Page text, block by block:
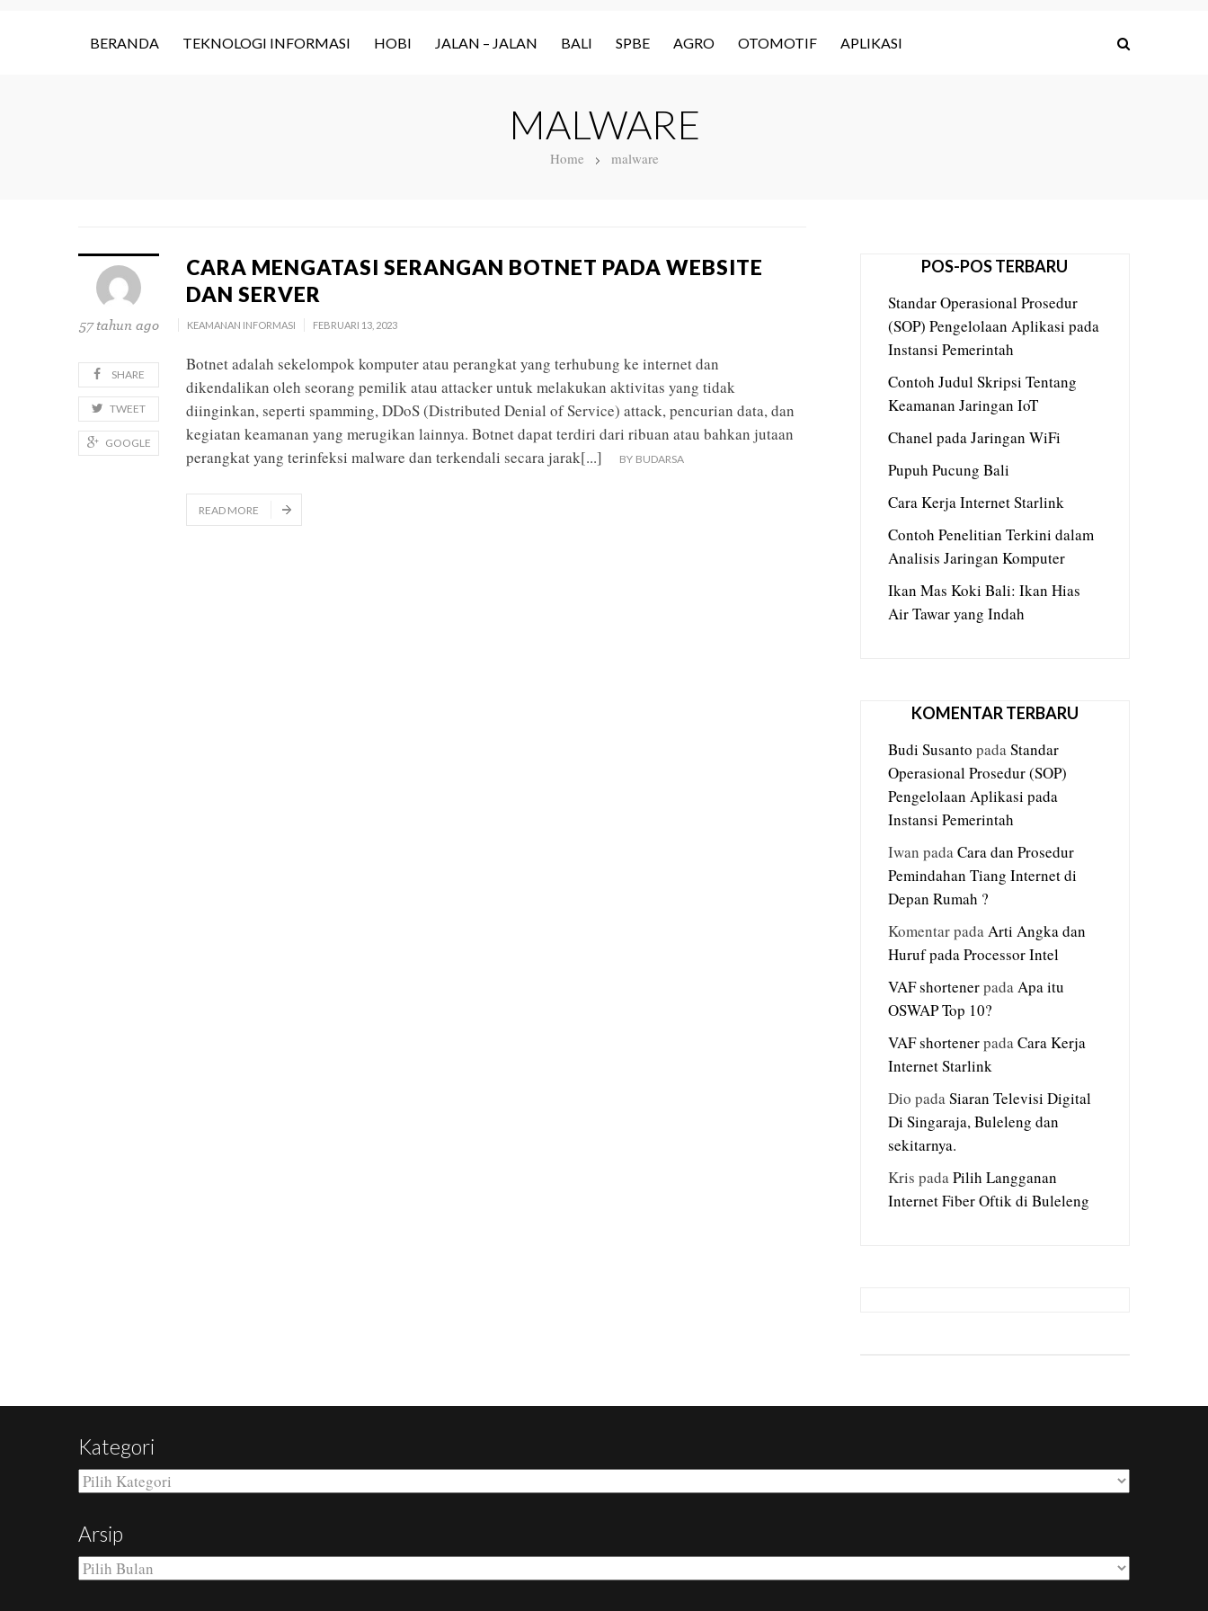
BERANDA TEKNOLOGI INFORMASI HOBI JALAN – JALAN BALI SPBE AGRO OTOMOTIF APLIKASI
MALWARE
Home malware
57 tahun ago
SHARE
TWEET
GOOGLE
CARA MENGATASI SERANGAN BOTNET PADA WEBSITE
DAN SERVER
KEAMANAN INFORMASI FEBRUARI 13, 2023
Botnet adalah sekelompok komputer atau perangkat yang terhubung ke internet dan
dikendalikan oleh seorang pemilik atau attacker untuk melakukan aktivitas yang tidak
diinginkan, seperti spamming, DDoS (Distributed Denial of Service) attack, pencurian data, dan
kegiatan keamanan yang merugikan lainnya. Botnet dapat terdiri dari ribuan atau bahkan jutaan
perangkat yang terinfeksi malware dan terkendali secara jarak[...] BY BUDARSA
READ MORE
POS-POS TERBARU
Standar Operasional Prosedur
(SOP) Pengelolaan Aplikasi pada
Instansi Pemerintah
Contoh Judul Skripsi Tentang
Keamanan Jaringan IoT
Chanel pada Jaringan WiFi
Pupuh Pucung Bali
Cara Kerja Internet Starlink
Contoh Penelitian Terkini dalam
Analisis Jaringan Komputer
Ikan Mas Koki Bali: Ikan Hias
Air Tawar yang Indah
KOMENTAR TERBARU
Budi Susanto padaStandar
Operasional Prosedur (SOP)
Pengelolaan Aplikasi pada
Instansi Pemerintah
Iwan padaCara dan Prosedur
Pemindahan Tiang Internet di
Depan Rumah ?
KomentarpadaArti Angka dan
Huruf pada Processor Intel
VAF shortenerpadaApa itu
OSWAP Top 10?
VAF shortenerpadaCara Kerja
Internet Starlink
Dio padaSiaran Televisi Digital
Di Singaraja, Buleleng dan
sekitarnya.
Kris padaPilih Langganan
Internet Fiber Oftik di Buleleng
Kategori
Kategori
Arsip
Arsip